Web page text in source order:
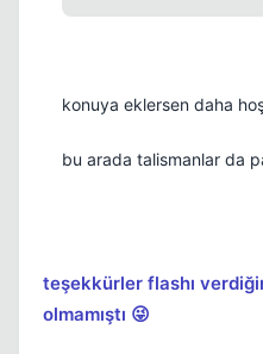
konuya eklersen daha
bu arada talismanlar da
teşekkürler flashı
olmamıştı 😜